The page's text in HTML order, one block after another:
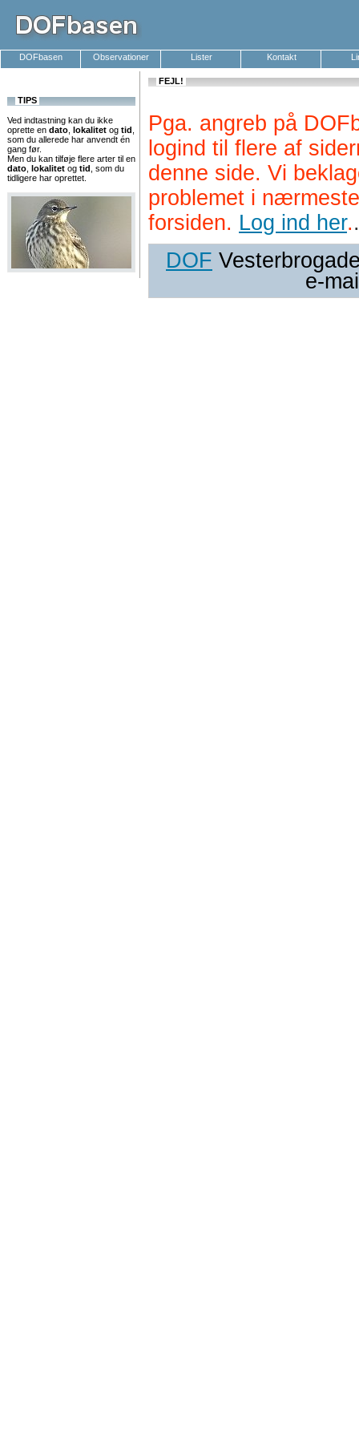
DOFbasen Observationer Lister Kontakt
TIPS
Ved indtastning kan du ikke
oprette en dato lokalitet og tid
som du allerede har anvendt én
gang før.
Men du kan tilføje flere arter til en
dato lokalitet og tid , som du
tidligere har oprettet.
FEJL!
Pga. angreb på
logind til flere af
denne side. Vi
problemet i
forsiden. Log ind her..
DOF
e-